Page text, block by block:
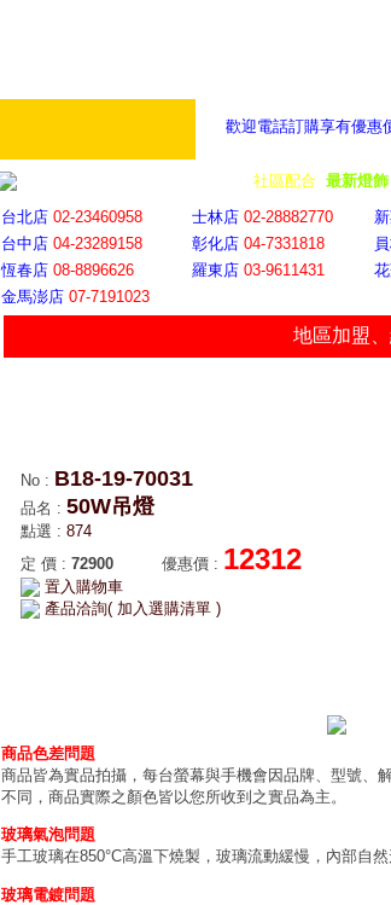
歡迎電話訂購享有優惠
社區配合 最新燈飾
台北店 02-23460958 士林店 02-28882770
台中店 04-23289158 彰化店 04-7331818
恆春店 08-8896626 羅東店 03-9611431
金馬澎店 07-7191023
地區加盟
No : B18-19-70031
品名 : 50W吊燈
點選 : 874
定 價 : 72900 優惠價 : 12312
置入購物車
產品洽詢( 加入選購清單 )
商品色差問題
商品皆為實品拍攝，每台螢幕與手機會因品牌、型號、
不同，商品實際之顏色皆以您所收到之實品為主。
玻璃氣泡問題
手工玻璃在850°C高溫下燒製，玻璃流動緩慢，內部自
玻璃電鍍問題